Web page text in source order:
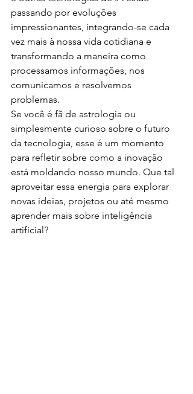
passando por evoluções
impressionantes, integrando-se cada
vez mais à nossa vida cotidiana e
transformando a maneira como
processamos informações, nos
comunicamos e resolvemos
problemas.
Se você é fã de astrologia ou
simplesmente curioso sobre o futuro
da tecnologia, esse é um momento
para refletir sobre como a inovação
está moldando nosso mundo. Que tal
aproveitar essa energia para explorar
novas ideias, projetos ou até mesmo
aprender mais sobre inteligência
artificial?